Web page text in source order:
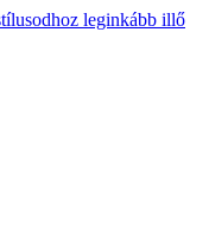
leginkább illő